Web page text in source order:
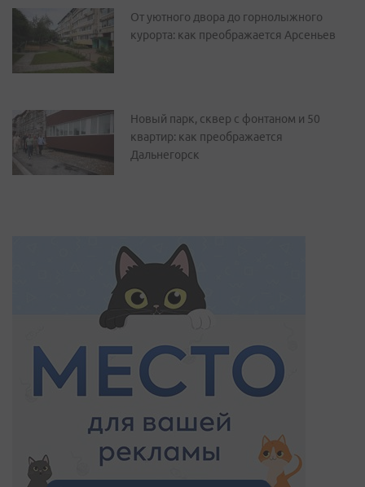
От уютного двора до горнолыжного
курорта: как преображается Арсеньев
Новый парк, сквер с фонтаном и 50
квартир: как преображается
Дальнегорск